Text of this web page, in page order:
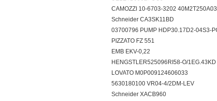
CAMOZZI 10-6703-3202
Schneider CA3SK11BD
03700796 PUMP HDP30.17D2-
PIZZATO FZ 551
EMB EKV-0,22
HENGSTLER525096RI58-O/
LOVATO M0P009124606033
5630180100 VR04-4/2DM-LEV
Schneider XACB960